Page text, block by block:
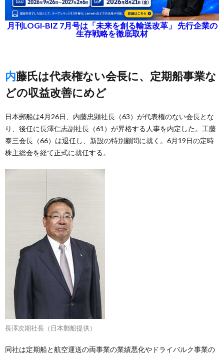
月刊LOGI-BIZ 7月号は「未来を創る輸送改革」 先行企業の
生存戦略を徹底取材
内藤氏は代表権ない会長に、定期船事業な
どの収益改善にめど
日本郵船は4月26日、内藤忠顕社長（63）が代表権のない会長とな
り、後任に長澤仁志副社長（61）が昇格する人事を内定した。工藤
泰三会長（66）は退任し、新設の特別顧問に就く。6月19日の定時
株主総会を経て正式に就任する。
長澤次期社長（日本郵船提供）
同社は定期船と航空運送の両事業の業績悪化やドライバルク事業の